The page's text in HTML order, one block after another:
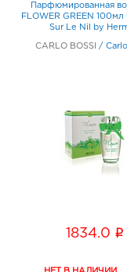
Парфюмированная
FLOWER GREEN 100мл
Sur Le Nil by
CARLO BOSSI /
1834.0 i